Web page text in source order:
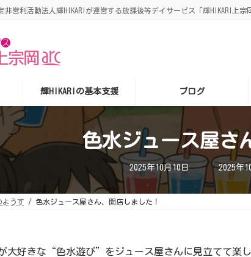
営利活動法人輝HIKARIが運営する放課後等デイサービス「輝HIKARI上宗
輝HIKARIの基本支援 ブログ
色水ジュース屋さ
2025年10月10日
最
終
更
日
2025年
ようす 色水ジュース屋さん、開店しました！
大好きな“色水遊び”をジュース屋さんに見立てて楽